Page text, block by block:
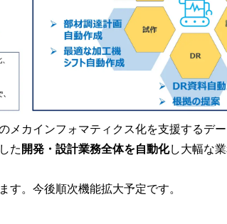
カインフォマティクス化を支援するデ
た 開発・設計業務全体を自動化し大幅な
。今後順次機能拡大予定です。